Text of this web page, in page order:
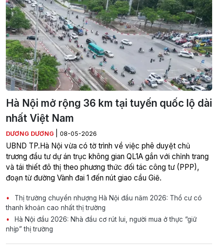
Hà Nội mở rộng 36 km tại tuyến quốc lộ dài
nhất Việt Nam
DƯƠNG DƯƠNG 08-05-2026
UBND TP.Hà Nội vừa có tờ trình về việc phê duyệt chủ
trương đầu tư dự án trục không gian QL1A gắn với chỉnh trang
và tái thiết đô thị theo phương thức đối tác công tư (PPP),
đoạn từ đường Vành đai 1 đến nút giao cầu Giẽ.
Thị trường chuyển nhượng Hà Nội đầu năm 2026: Thổ cư có
thanh khoản cao nhất thị trường
Hà Nội đầu 2026: Nhà đầu cơ rút lui, người mua ở thực “giữ
nhịp” thị trường